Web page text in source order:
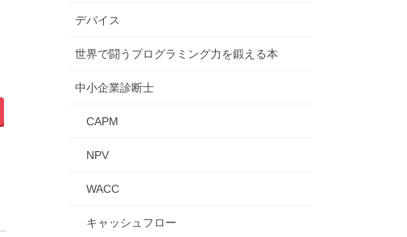
デバイス
世界で闘うプログラミング力を鍛える本
中小企業診断士
CAPM
NPV
WACC
キャッシュフロー